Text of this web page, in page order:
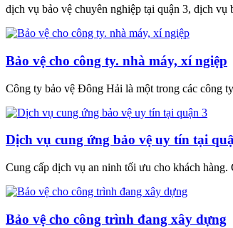
dịch vụ bảo vệ chuyên nghiệp tại quận 3, dịch
Bảo vệ cho công ty. nhà máy, xí ngiệp
Công ty bảo vệ Đông Hải là một trong các công
Dịch vụ cung ứng bảo vệ uy tín tại
Cung cấp dịch vụ an ninh tối ưu cho khách
Bảo vệ cho công trình đang xây dựng